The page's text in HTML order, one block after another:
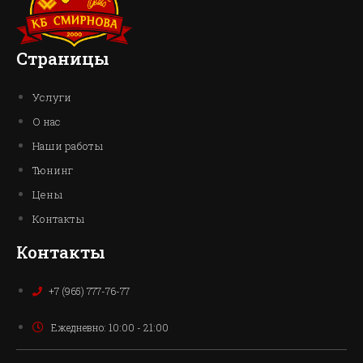
Страницы
Услуги
О нас
Наши работы
Тюнинг
Цены
Контакты
Контакты
+7 (965) 777-76-77
Ежедневно: 10:00 - 21:00